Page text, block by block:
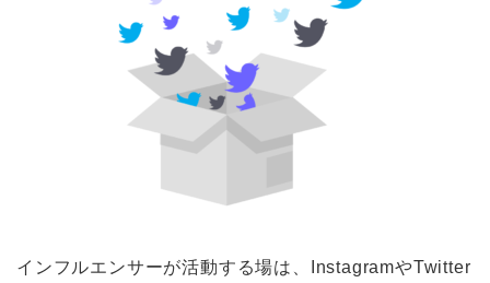
インフルエンサーが活動する場は、InstagramやTwitter